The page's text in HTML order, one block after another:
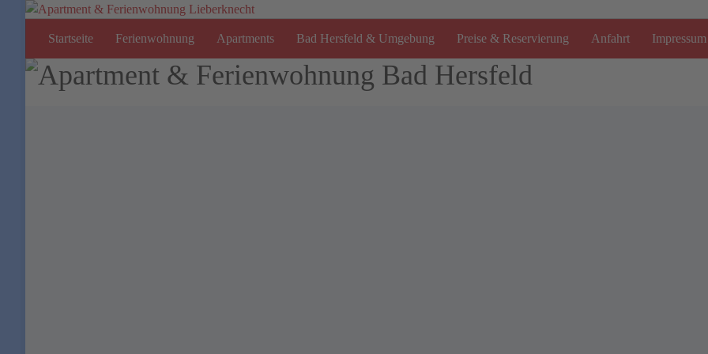
Startseite Ferienwohnung Apartments Bad Hersfeld & Umgebung Preise & Reservierung Anfahrt Impressum